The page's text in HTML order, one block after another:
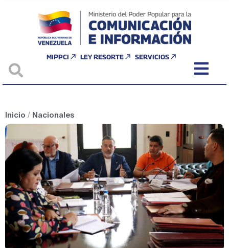
MIPPCI LEY RESORTE SERVICIOS
Inicio / Nacionales